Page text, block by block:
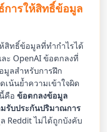
ารให้สิทธิ์ข้อมูล
สิทธิ์ข้อมูลที่ทำกำไรได้
ะ OpenAI ข้อตกลงที่
มูลสำหรับการฝึก
น้นย้ำความเข้าใจผิด
คือข้อตกลงข้อมูล
รับประกันปริมาณการ
Reddit ไม่ได้ถูกบังคับ